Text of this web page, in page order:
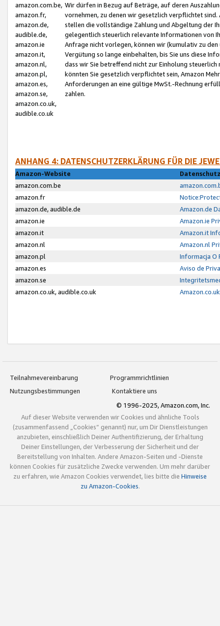
amazon.com.be,
amazon.fr,
amazon.de,
audible.de,
amazon.ie
amazon.it,
amazon.nl,
amazon.pl,
amazon.es,
amazon.se,
amazon.co.uk,
audible.co.uk
Wir dürfen in Bezug auf Beträge, auf deren
vornehmen, zu denen wir gesetzlich verpflichtet
stellen die vollständige Zahlung und Abgeltung der
gelegentlich steuerlich relevante Informationen von
Anfrage nicht vorlegen, können wir (kumulativ zu
Vergütung so lange einbehalten, bis Sie uns diese
dass wir Sie betreffend nicht zur Einholung
könnten Sie gesetzlich verpflichtet sein, Amazon
Anforderungen an eine gültige MwSt.-Rechnung
zahlen.
ANHANG 4: DATENSCHUTZERKLÄRUNG FÜR DIE
Amazon-Website
amazon.com.be
amazon.fr
amazon.de, audible.de
Amazon.de
amazon.ie
Amazon.ie
amazon.it
Amazon.it
amazon.nl
Amazon.nl
amazon.pl
Informacja O
amazon.es
Aviso de
amazon.se
amazon.co.uk, audible.co.uk
Teilnahmevereinbarung
Programmrichtlinien
Nutzungsbestimmungen
Kontaktiere uns
© 1996-2025, Amazon.com, Inc.
Auf dieser Website verwenden wir Cookies und ähnliche Tools
(zusammenfassend „Cookies“ genannt) nur, um Dir Dienstleistungen
anzubieten, einschließlich Deiner Authentifizierung, der Erhaltung
Deiner Einstellungen, der Verbesserung der Sicherheit und der
Bereitstellung von Inhalten. Andere Amazon-Seiten und -Dienste
können Cookies für zusätzliche Zwecke verwenden. Um mehr darüber
zu erfahren, wie Amazon Cookies verwendet, lies bitte die Hinweise
zu Amazon-Cookies.